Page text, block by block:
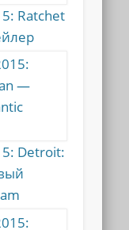
Ratchet
Detroit: